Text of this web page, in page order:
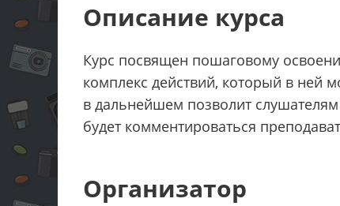
Описание курса
Курс посвящен пошаговому
комплекс действий, который в ней
в дальнейшем позволит
будет комментироваться
Организатор